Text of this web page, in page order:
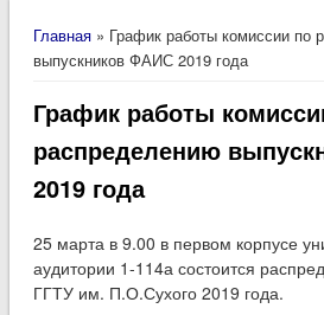
Вы здесь
Главная» График работы комиссии по
выпускников ФАИС 2019 года
График работы
распределению
2019 года
25 марта в 9.00 в первом корпусе
аудитории 1-114а состоится
ГГТУ им. П.О.Сухого 2019 года.